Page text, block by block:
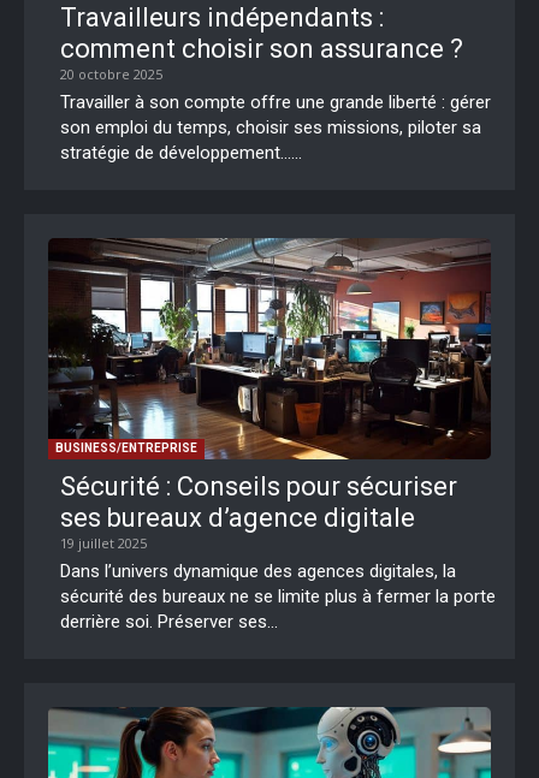
Travailleurs indépendants :
comment choisir son assurance ?
20 octobre 2025
Travailler à son compte offre une grande liberté : gérer
son emploi du temps, choisir ses missions, piloter sa
stratégie de développement…...
BUSINESS/ENTREPRISE
Sécurité : Conseils pour sécuriser
ses bureaux d’agence digitale
19 juillet 2025
Dans l’univers dynamique des agences digitales, la
sécurité des bureaux ne se limite plus à fermer la porte
derrière soi. Préserver ses...